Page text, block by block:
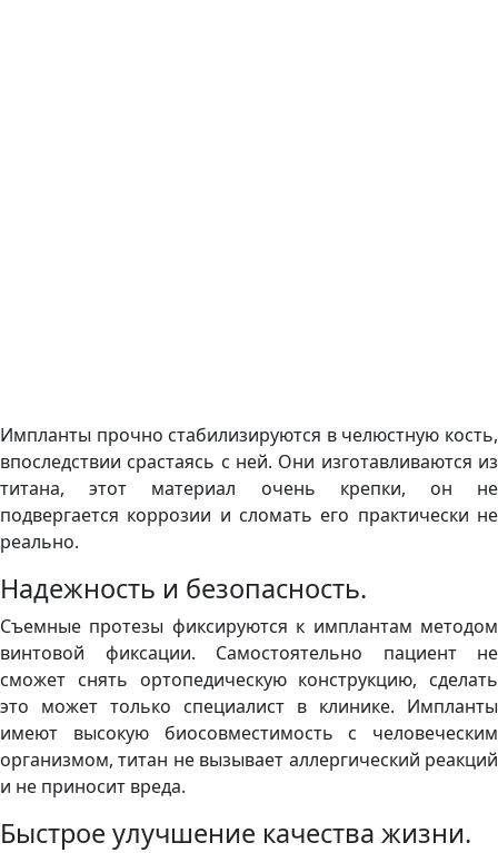
Импланты прочно стабилизируются в челюстную кость,
впоследствии срастаясь с ней. Они изготавливаются из
титана, этот материал очень крепки, он не
подвергается коррозии и сломать его практически не
реально.
Надежность и безопасность.
Съемные протезы фиксируются к имплантам методом
винтовой фиксации. Самостоятельно пациент не
сможет снять ортопедическую конструкцию, сделать
это может только специалист в клинике. Импланты
имеют высокую биосовместимость с человеческим
организмом, титан не вызывает аллергический реакций
и не приносит вреда.
Быстрое улучшение качества жизни.